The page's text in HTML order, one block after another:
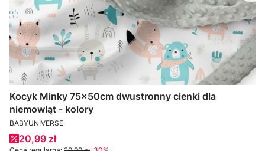
Kocyk Minky 75x50cm dwustronny cienki dla
niemowląt - kolory
PRODUCENT
BABYUNIVERSE
Cena promocyjna
20,99 zł